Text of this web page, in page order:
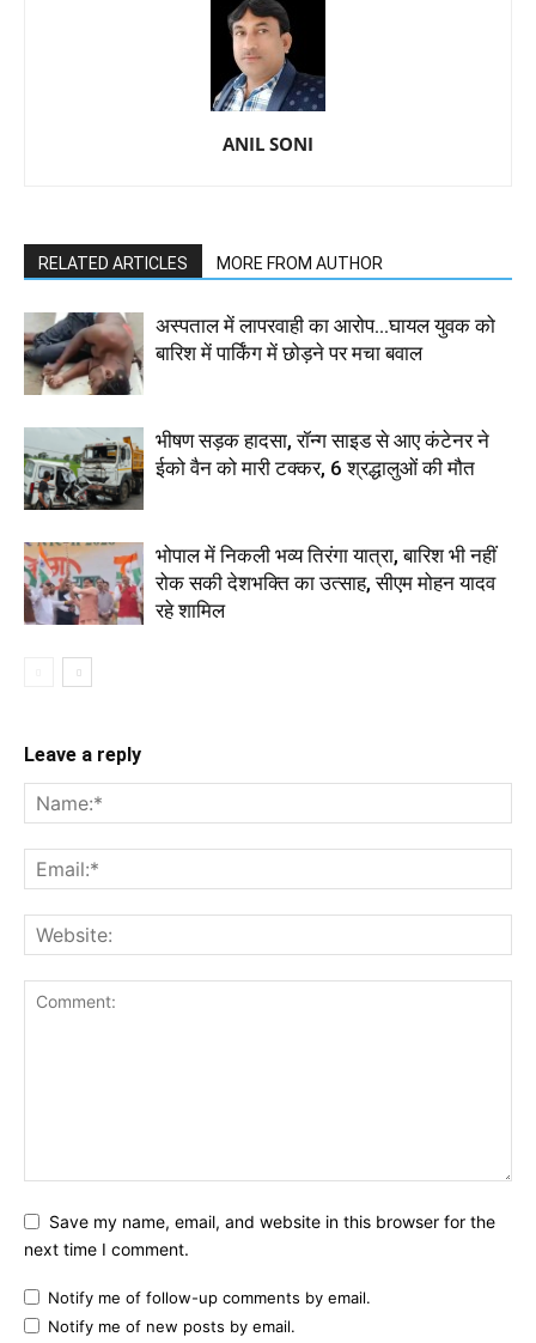
ANIL SONI
RELATED ARTICLES MORE FROM AUTHOR
अस्पताल में लापरवाही का आरोप…घायल युवक को
बारिश में पार्किंग में छोड़ने पर मचा बवाल
भीषण सड़क हादसा, रॉन्ग साइड से आए कंटेनर ने
ईको वैन को मारी टक्कर, 6 श्रद्धालुओं की मौत
भोपाल में निकली भव्य तिरंगा यात्रा, बारिश भी नहीं
रोक सकी देशभक्ति का उत्साह, सीएम मोहन यादव
रहे शामिल
Leave a reply
Save my name, email, and website in this browser for the
next time I comment.
Notify me of follow-up comments by email.
Notify me of new posts by email.